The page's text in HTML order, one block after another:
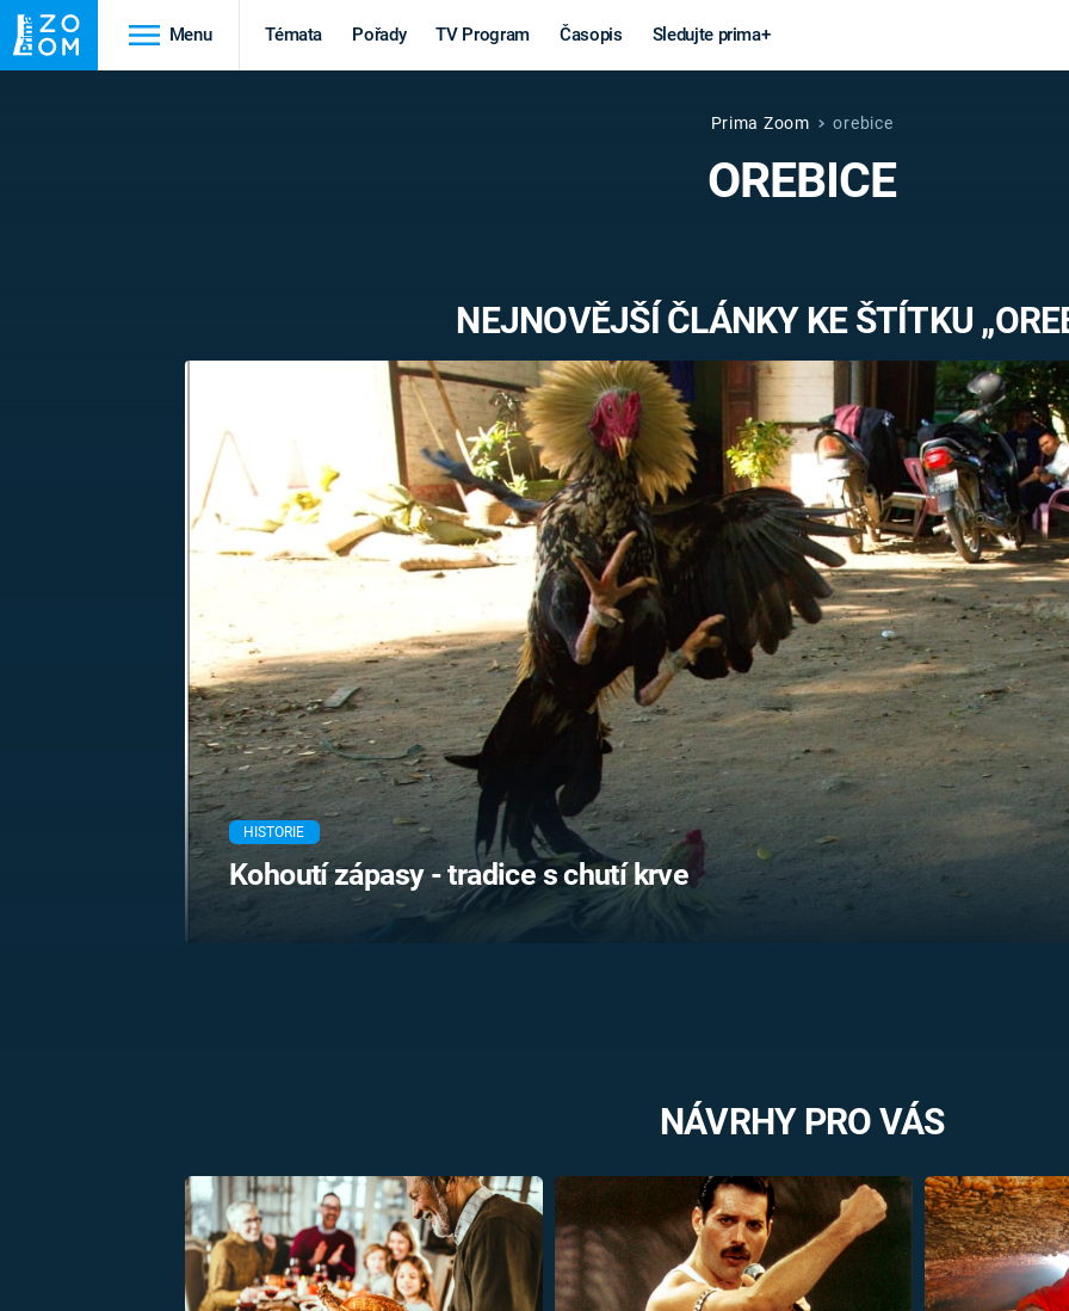
Menu Témata Pořady TV Program Časopis Sledujte prima+
STAROVĚKÝ EGYPT
Věda a
technika
MARS
VÁLEČNÉ
světová válka
PRVNÍ SVĚTOVÁ
Výročí
MARIE TEREZIE
NAPOLEON
BRITSKÁ
KRÁLOVSKÁ
RODINA
Záhady a
konspirace
UFO A
MIMOZEMŠŤANÉ
UTAJENÉ PŘÍBĚHY
ČESKÝCH DĚJIN
ALTERNATIVNÍ
HISTORIE
FILMY
REALITA
HORORY
REALITA
OPTICKÉ
KLAMY
Prima Zoom orebice
OREBICE
NEJNOVĚJŠÍ ČLÁNKY KE ŠTÍTKU
HISTORIE
Kohoutí zápasy - tradice s chutí krve
NÁVRHY PRO VÁS